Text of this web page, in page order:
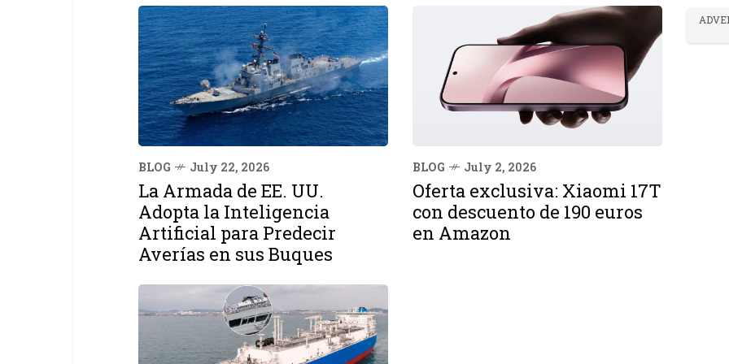
BLOG July 22, 2026
La Armada de EE. UU.
Adopta la Inteligencia
Artificial para Predecir
Averías en sus Buques
BLOG July 2, 2026
Oferta exclusiva: Xiaomi 17T
con descuento de 190 euros
en Amazon